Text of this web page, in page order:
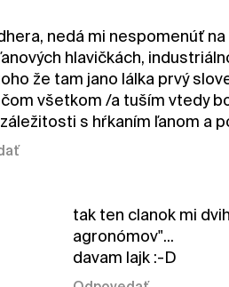
nedá mi nespomenúť
hlavičkách,
že tam jano lálka prvý
všetkom /a tuším vtedy
s hŕkaním ľanom a
tak ten clanok mi
agronómov"...
davam lajk :-D